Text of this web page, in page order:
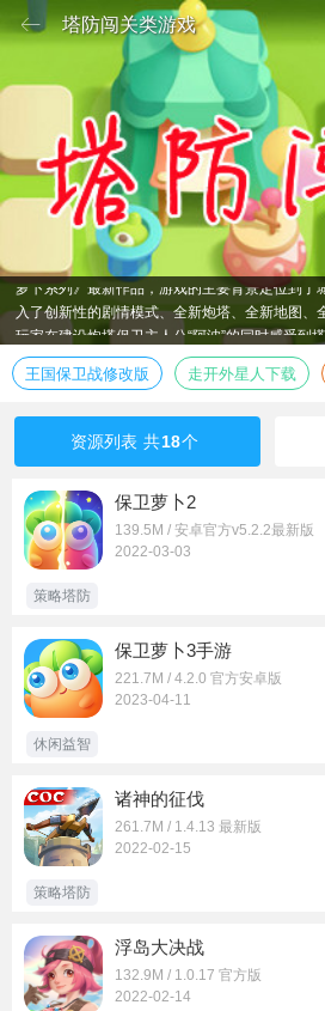
塔防闯关类游戏
今天带给大家的是塔防类型的闯关类游戏，
是植物大战僵尸和保卫萝卜系列了，都是非常经
游戏，就比如保卫萝卜系列的第三部，《保卫萝
萝卜系列》最新作品，游戏的主要背景定位到了
入了创新性的剧情模式、全新炮塔、全新地图、
玩家在建设炮塔保卫主人公“阿波”的同时感受到
外，增加新糖果玩法，使整个塔防游戏变得更加
外，本次上架的是保卫萝卜3的全新单机版本，充
的挑战重新开始，一起来玩吧！
王国保卫战修改版 走开外星人下载
资源列表 共18个
保卫萝卜2
139.5M / 安卓官方v5.2.2最新版
2022-03-03
策略塔防
保卫萝卜3手游
221.7M / 4.2.0 官方安卓版
2023-04-11
休闲益智
诸神的征伐
261.7M / 1.4.13 最新版
2022-02-15
策略塔防
浮岛大决战
132.9M / 1.0.17 官方版
2022-02-14